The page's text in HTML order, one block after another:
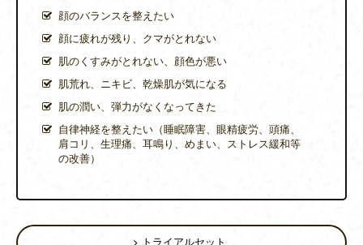
顔のバランスを整えたい
顔に疲れが残り、クマがとれない
肌のくすみがとれない、顔色が悪い
肌荒れ、ニキビ、乾燥肌が気になる
肌の潤い、弾力がなくなってきた
自律神経を整えたい（睡眠障害、眼精疲労、頭痛、
肩コリ、生理痛、耳鳴り、めまい、ストレス緩和等
の改善）
トライアルセット